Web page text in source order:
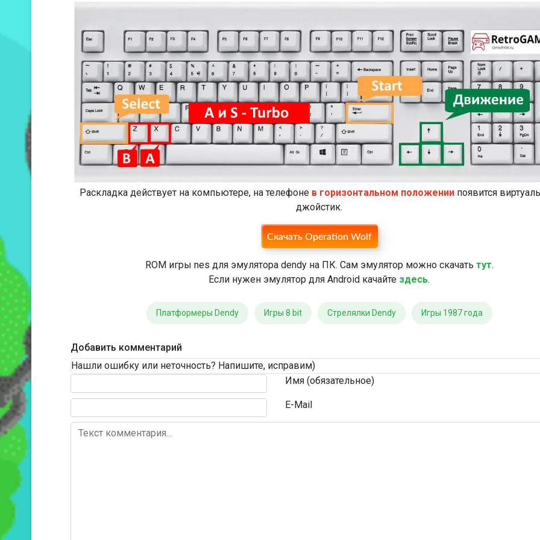
Раскладка действует на компьютере, на телефоне в горизонтальном положениипоявится
джойстик.
Скачать Operation Wolf
ROM игры nes для эмулятора dendy на ПК. Сам эмулятор можно скачать тут.
Если нужен эмулятор для Android качайте здесь.
Платформеры Dendy Игры 8 bit Стрелялки Dendy Игры 1987 года
Добавить комментарий
Нашли ошибку или неточность? Напишите, исправим)
Имя (обязательное)
E-Mail
Текст комментария